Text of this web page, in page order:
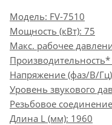
Модель: FV-7510
Мощность (кВт): 75
Макс. рабочее
Напряжение (фаз/В/
Уровень звукового
Резьбовое
Длина L (мм): 1960